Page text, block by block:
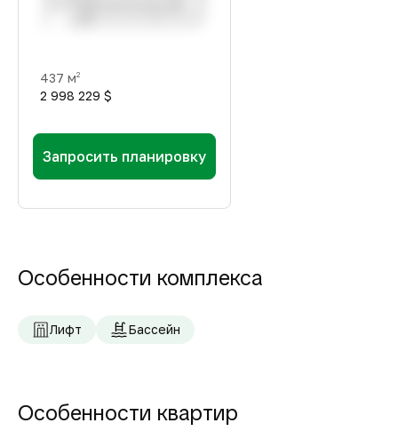
437 м2
2 998 229 $
Запросить планировку
Особенности комплекса
Лифт Бассейн
Особенности квартир